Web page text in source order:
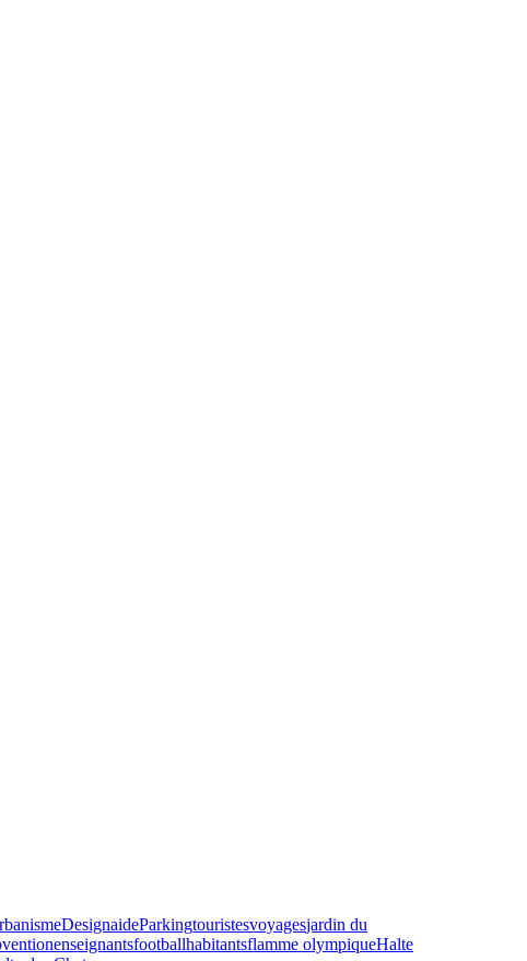
DesignaideParkingtouristesvoyagesjardin du
enseignantsfootballhabitantsflamme olympiqueHalte